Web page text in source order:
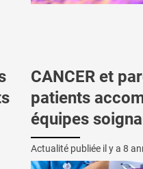
CANCER et
patients
équipes
Actualité publiée il y a 8